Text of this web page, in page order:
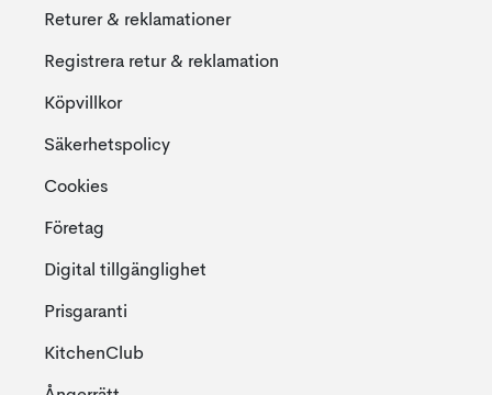
Returer & reklamationer
Registrera retur & reklamation
Köpvillkor
Säkerhetspolicy
Cookies
Företag
Digital tillgänglighet
Prisgaranti
KitchenClub